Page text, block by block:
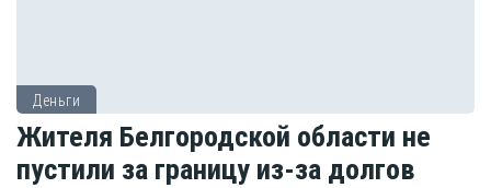
Деньги
Жителя Белгородской области не
пустили за границу из-за долгов